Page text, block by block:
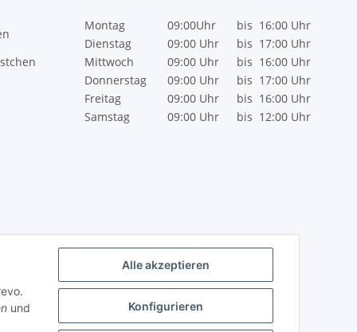
Alle akzeptieren
Konfigurieren
und
Montag 09:00Uhr bis 16:00 Uhr
Dienstag
09:00 Uhr bis 17:00 Uhr
Mittwoch
09:00 Uhr bis 16:00 Uhr
Donnerstag
09:00 Uhr bis 17:00 Uhr
Freitag
09:00 Uhr bis 16:00 Uhr
Samstag
09:00 Uhr bis 12:00 Uhr